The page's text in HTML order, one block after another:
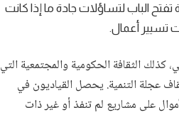
الباب لتساؤلات جادة ما إذا كانت
تسيير أعمال.
الثقافة الحكومية والمجتمعية التي
عجلة التنمية. يحصل القياديون في
على مشاريع لم تنفذ أو غير ذات